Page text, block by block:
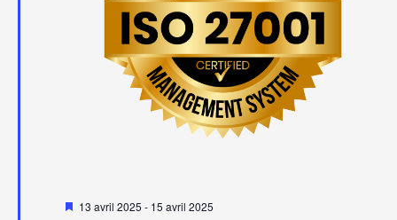
Mis
13 avril 2025 - 15 avril 2025